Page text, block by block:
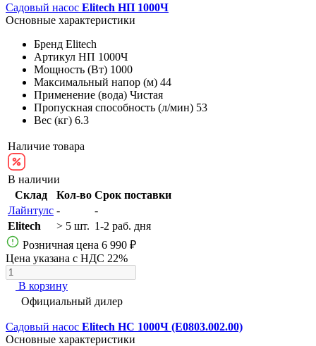
Садовый насос Elitech НП 1000Ч
Основные характеристики
Бренд Elitech
Артикул НП 1000Ч
Мощность (Вт) 1000
Максимальный напор (м) 44
Применение (вода) Чистая
Пропускная способность (л/мин) 53
Вес (кг) 6.3
Наличие товара
В наличии
Склад
Кол-во Срок поставки
Лайнтулс -
-
Elitech
> 5 шт. 1-2 раб. дня
Розничная цена 6 990 ₽
Цена указана с НДС 22%
В корзину
Официальный дилер
Садовый насос Elitech НС 1000Ч (E0803.002.00)
Основные характеристики